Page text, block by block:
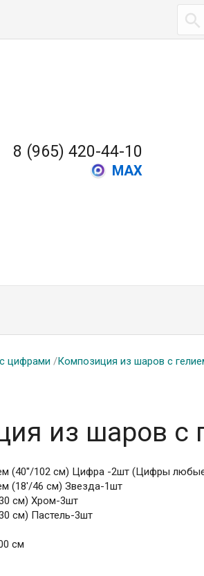

8 (965) 420-44-10
MAX
цифрами /Композиция из шаров с
из шаров с
(40''/102 см) Цифра -2шт (Цифры
(18'/46 см) Звезда-1шт
см) Хром-3шт
см) Пастель-3шт
см